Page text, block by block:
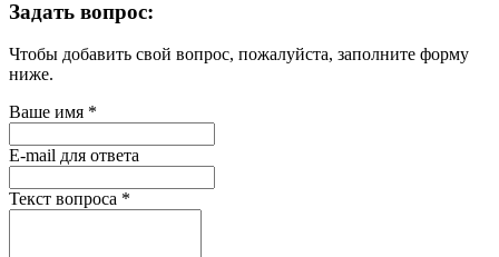
Задать вопрос:
Чтобы добавить свой вопрос, пожалуйста, заполните форму
ниже.
Ваше имя *
E-mail для ответа
Текст вопроса *